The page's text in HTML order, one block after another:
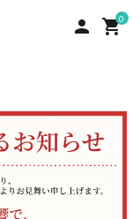
person 0
shopping_cart